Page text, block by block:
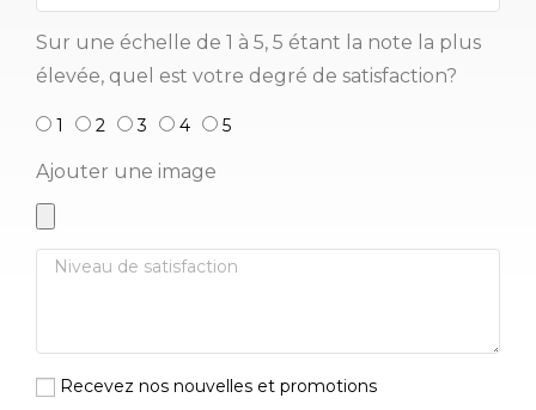
Sur une échelle de 1 à 5, 5 étant la note la plus
élevée, quel est votre degré de satisfaction?
1 2 3 4 5
Ajouter une image
Recevez nos nouvelles et promotions